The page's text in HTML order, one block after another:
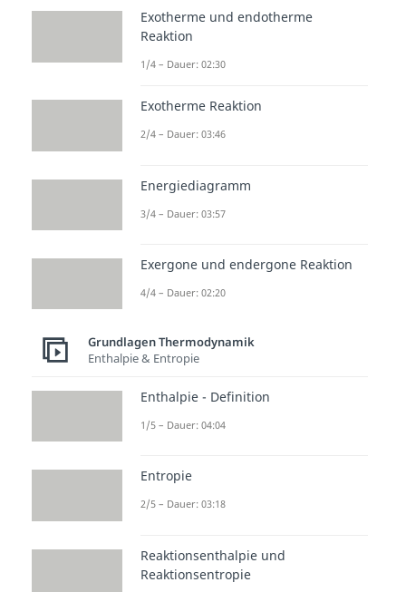
Exotherme und endotherme
Reaktion
1/4 – Dauer: 02:30
Exotherme Reaktion
2/4 – Dauer: 03:46
Energiediagramm
3/4 – Dauer: 03:57
Exergone und endergone Reaktion
4/4 – Dauer: 02:20
Grundlagen Thermodynamik
Enthalpie & Entropie
Enthalpie - Definition
1/5 – Dauer: 04:04
Entropie
2/5 – Dauer: 03:18
Reaktionsenthalpie und
Reaktionsentropie